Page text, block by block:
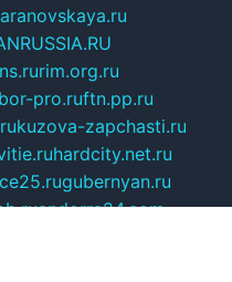
rim.org.ru
pro.ruftn.pp.ru
kuzova-zapchasti.ru
hardcity.net.ru
gubernyan.ru
andorra24.com